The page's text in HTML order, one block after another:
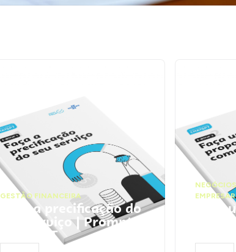
GESTÃO FINANCEIRA
Faça a precificação do
seu serviço | Prompts
ChatGPT
NEGÓCIOS
Faça